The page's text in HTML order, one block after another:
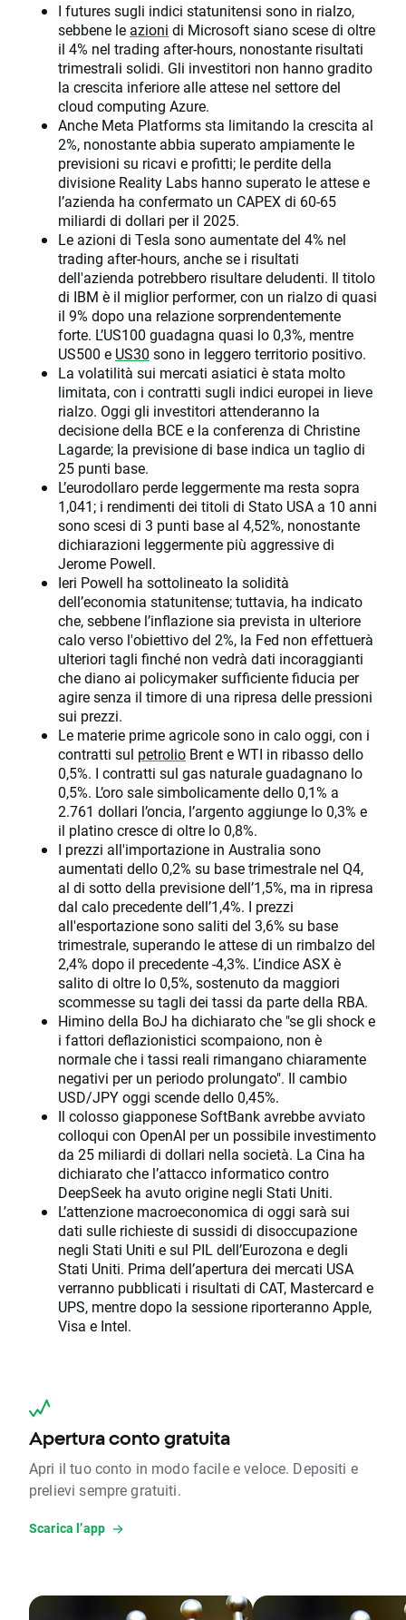
I futures sugli indici statunitensi sono in rialzo,
sebbene le azioni di Microsoft siano scese di oltre
il 4% nel trading after-hours, nonostante risultati
trimestrali solidi. Gli investitori non hanno gradito
la crescita inferiore alle attese nel settore del
cloud computing Azure.
Anche Meta Platforms sta limitando la crescita al
2%, nonostante abbia superato ampiamente le
previsioni su ricavi e profitti; le perdite della
divisione Reality Labs hanno superato le attese e
l’azienda ha confermato un CAPEX di 60-65
miliardi di dollari per il 2025.
Le azioni di Tesla sono aumentate del 4% nel
trading after-hours, anche se i risultati
dell'azienda potrebbero risultare deludenti. Il titolo
di IBM è il miglior performer, con un rialzo di quasi
il 9% dopo una relazione sorprendentemente
forte. L’US100 guadagna quasi lo 0,3%, mentre
US500 e US30 sono in leggero territorio positivo.
La volatilità sui mercati asiatici è stata molto
limitata, con i contratti sugli indici europei in lieve
rialzo. Oggi gli investitori attenderanno la
decisione della BCE e la conferenza di Christine
Lagarde; la previsione di base indica un taglio di
25 punti base.
L’eurodollaro perde leggermente ma resta sopra
1,041; i rendimenti dei titoli di Stato USA a 10 anni
sono scesi di 3 punti base al 4,52%, nonostante
dichiarazioni leggermente più aggressive di
Jerome Powell.
Ieri Powell ha sottolineato la solidità
dell’economia statunitense; tuttavia, ha indicato
che, sebbene l’inflazione sia prevista in ulteriore
calo verso l'obiettivo del 2%, la Fed non effettuerà
ulteriori tagli finché non vedrà dati incoraggianti
che diano ai policymaker sufficiente fiducia per
agire senza il timore di una ripresa delle pressioni
sui prezzi.
Le materie prime agricole sono in calo oggi, con i
contratti sul petrolio Brent e WTI in ribasso dello
0,5%. I contratti sul gas naturale guadagnano lo
0,5%. L’oro sale simbolicamente dello 0,1% a
2.761 dollari l’oncia, l’argento aggiunge lo 0,3% e
il platino cresce di oltre lo 0,8%.
I prezzi all'importazione in Australia sono
aumentati dello 0,2% su base trimestrale nel Q4,
al di sotto della previsione dell’1,5%, ma in ripresa
dal calo precedente dell’1,4%. I prezzi
all'esportazione sono saliti del 3,6% su base
trimestrale, superando le attese di un rimbalzo del
2,4% dopo il precedente -4,3%. L’indice ASX è
salito di oltre lo 0,5%, sostenuto da maggiori
scommesse su tagli dei tassi da parte della RBA.
Himino della BoJ ha dichiarato che "se gli shock e
i fattori deflazionistici scompaiono, non è
normale che i tassi reali rimangano chiaramente
negativi per un periodo prolungato". Il cambio
USD/JPY oggi scende dello 0,45%.
Il colosso giapponese SoftBank avrebbe avviato
colloqui con OpenAI per un possibile investimento
da 25 miliardi di dollari nella società. La Cina ha
dichiarato che l’attacco informatico contro
DeepSeek ha avuto origine negli Stati Uniti.
L’attenzione macroeconomica di oggi sarà sui
dati sulle richieste di sussidi di disoccupazione
negli Stati Uniti e sul PIL dell’Eurozona e degli
Stati Uniti. Prima dell’apertura dei mercati USA
verranno pubblicati i risultati di CAT, Mastercard e
UPS, mentre dopo la sessione riporteranno Apple,
Visa e Intel.
Apertura conto gratuita
Apri il tuo conto in modo facile e veloce. Depositi e
prelievi sempre gratuiti.
Scarica l’app